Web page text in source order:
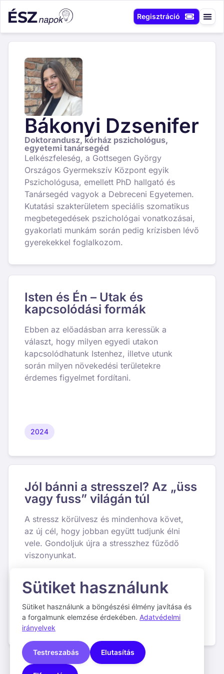
Regisztráció
Bákonyi Dzsenifer
Doktorandusz, kórház pszichológus,
egyetemi tanársegéd
Lelkészfeleség, a Gottsegen György
Országos Gyermekszív Központ egyik
Pszichológusa, emellett PhD hallgató és
Tanársegéd vagyok a Debreceni Egyetemen.
Kutatási szakterületem speciális szomatikus
megbetegedések pszichológai vonatkozásai,
gyakorlati munkám során pedig krízisben lévő
gyerekekkel foglalkozom.
Isten és Én – Utak és
kapcsolódási formák
Ebben az előadásban arra keressük a
választ, hogy milyen egyedi utakon
kapcsolódhatunk Istenhez, illetve utunk
során milyen növekedési területekre
érdemes figyelmet fordítani.
2024
Jól bánni a stresszel? Az „üss
vagy fuss” világán túl
A stressz körülvesz és mindenhova követ,
az új cél, hogy jobban együtt tudjunk élni
vele. Gondoljuk újra a stresszhez fűződő
viszonyunkat.
2023
Sütiket használunk
Sütiket használunk a böngészési élmény javítása és
a forgalmunk elemzése érdekében. Adatvédelmi
irányelvek
Testreszabás Elutasítás